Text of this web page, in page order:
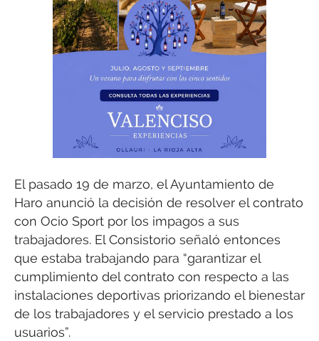
El pasado 19 de marzo, el Ayuntamiento de
Haro anunció la decisión de resolver el contrato
con Ocio Sport por los impagos a sus
trabajadores. El Consistorio señaló entonces
que estaba trabajando para “garantizar el
cumplimiento del contrato con respecto a las
instalaciones deportivas priorizando el bienestar
de los trabajadores y el servicio prestado a los
usuarios”.